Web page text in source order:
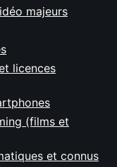
majeurs
licences
(films et
et connus